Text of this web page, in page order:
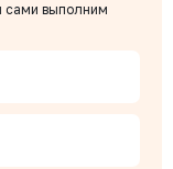
сами выполним